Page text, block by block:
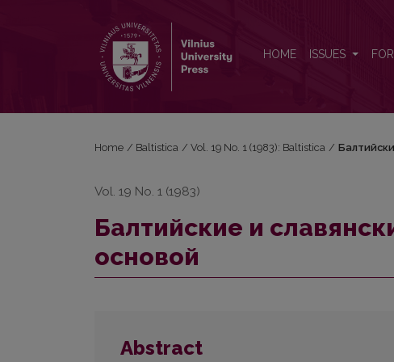
HOME ISSUES
Home / Baltistica / Vol. 19 No. 1 (1983): Baltistica /
Vol. 19 No. 1 (1983)
Балтийские и
основой
Abstract